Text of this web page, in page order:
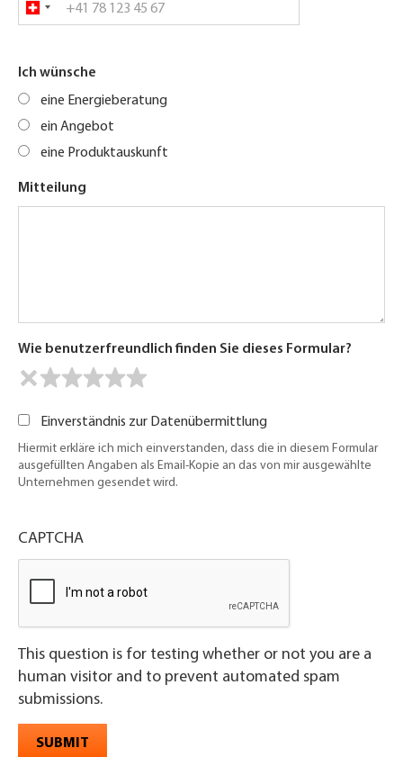
Ich wünsche
eine Energieberatung
ein Angebot
eine Produktauskunft
Mitteilung
Wie benutzerfreundlich finden Sie dieses Formular?
Einverständnis zur Datenübermittlung
Hiermit erkläre ich mich einverstanden, dass die in diesem Formular
ausgefüllten Angaben als Email-Kopie an das von mir ausgewählte
Unternehmen gesendet wird.
CAPTCHA
This question is for testing whether or not you are a
human visitor and to prevent automated spam
submissions.
SUBMIT